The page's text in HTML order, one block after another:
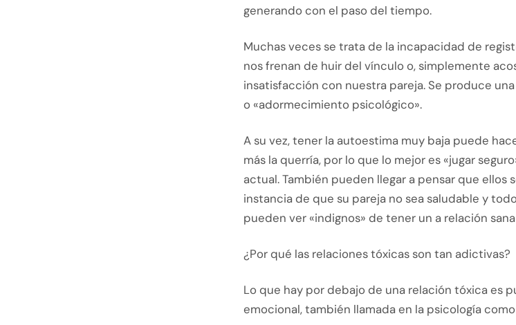
generando con el paso del tiempo.
Muchas veces se trata de la incapacidad de
nos frenan de huir del vínculo o, simplemente
insatisfacción con nuestra pareja. Se produce
o «adormecimiento psicológico».
A su vez, tener la autoestima muy baja puede
más la querría, por lo que lo mejor es «jugar
actual. También pueden llegar a pensar que ellos
instancia de que su pareja no sea saludable y
pueden ver «indignos» de tener un a relación
¿Por qué las relaciones tóxicas son tan adictivas?
Lo que hay por debajo de una relación tóxica es
emocional, también llamada en la psicología